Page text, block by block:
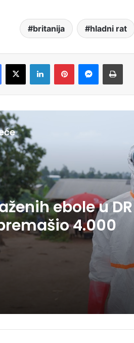
britanija hladni rat
ebole u DR
4.000